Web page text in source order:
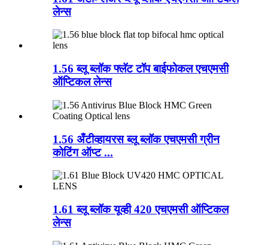
लेन्स
1.56 ब्लू ब्लॉक फ्लॅट टॉप बाईफोकल एचएमसी
ऑप्टिकल लेन्स
1.56 अँटीव्हायरस ब्लू ब्लॉक एचएमसी ग्रीन
कोटिंग ऑप्ट ...
1.61 ब्लू ब्लॉक यूव्ही 420 एचएमसी ऑप्टिकल
लेन्स